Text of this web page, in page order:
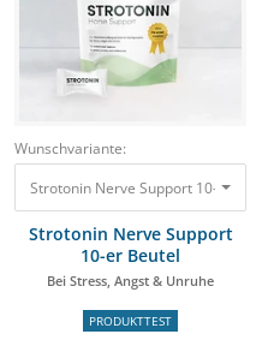
für Pferde44,90 €39,50
Wunschvariante:
Strotonin Nerve Support 10-er
Strotonin Nerve Support
10-er Beutel
Bei Stress, Angst & Unruhe
PRODUKTTEST